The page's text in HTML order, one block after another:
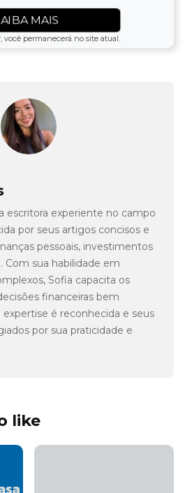
MAIS
você permanecerá no site atual.
escritora experiente no campo
por seus artigos concisos e
pessoais, investimentos
Com sua habilidade em
Sofia capacita os
financeiras bem
é reconhecida e seus
por sua praticidade e
like